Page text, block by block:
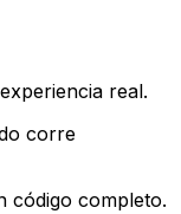
real.
corre
código completo.